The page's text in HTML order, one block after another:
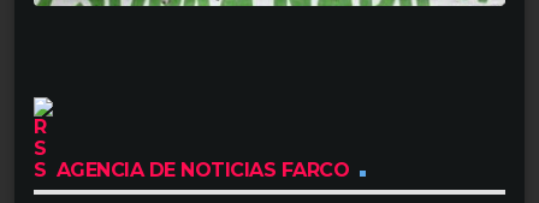
AGENCIA DE NOTICIAS FARCO